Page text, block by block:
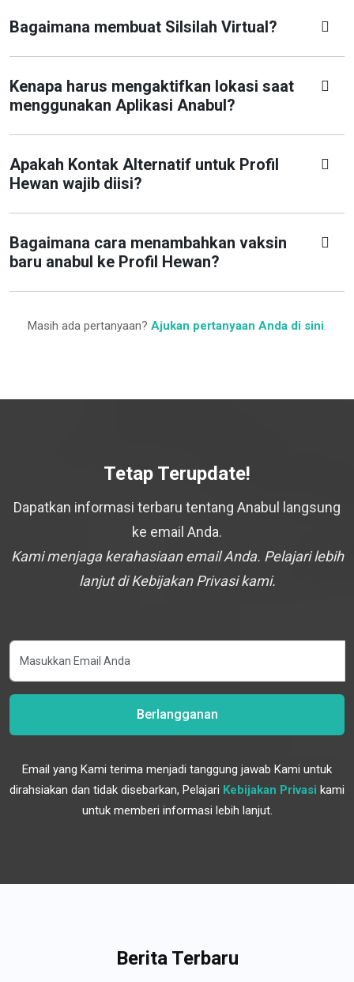
Bagaimana membuat Silsilah Virtual?
Kenapa harus mengaktifkan lokasi saat
menggunakan Aplikasi Anabul?
Apakah Kontak Alternatif untuk Profil
Hewan wajib diisi?
Bagaimana cara menambahkan vaksin
baru anabul ke Profil Hewan?
Masih ada pertanyaan? Ajukan pertanyaan Anda di sini.
Tetap Terupdate!
Dapatkan informasi terbaru tentang Anabul langsung
ke email Anda.
Kami menjaga kerahasiaan email Anda. Pelajari lebih
lanjut di Kebijakan Privasi kami.
Berlangganan
Email yang Kami terima menjadi tanggung jawab Kami untuk
dirahsiakan dan tidak disebarkan, Pelajari Kebijakan Privasi kami
untuk memberi informasi lebih lanjut.
Berita Terbaru